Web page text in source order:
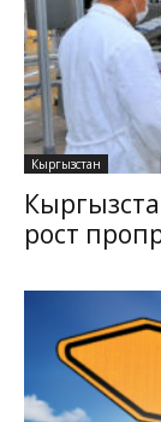
Кыргызстан
рост